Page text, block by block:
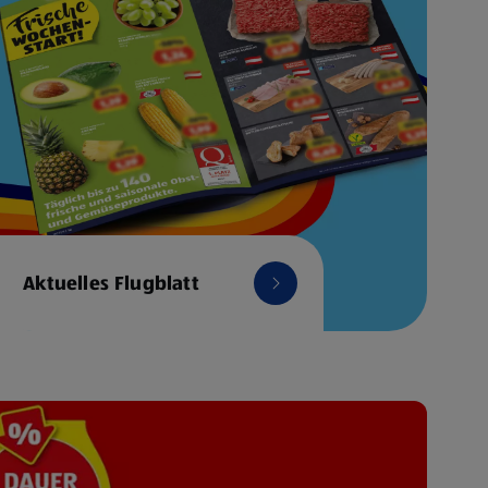
Aktuelles Flugblatt